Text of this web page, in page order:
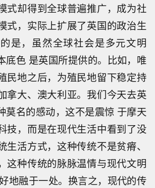
式却得到全球普遍推广，成为社
式，实际上扩展了英国的政治生
是，虽然全球社会是多元文明
底色 是英国所提供的。比如，唯
民地之后，为殖民地留下稳定持
拿大、澳大利亚。我们今天去英
莫名的感动，这不是震惊 于摩天
技，而是在现代生活中看到了没
生活方式，这种传统不是贫瘠、
这种传统的脉脉温情与现代文明
地融于一处。换言之，现代的传